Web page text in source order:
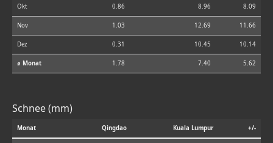
Okt 0.86 8.96 8.09
Nov 1.03 12.69 11.66
Dez 0.31 10.45 10.14
⌀ Monat 1.78 7.40 5.62
Schnee (mm)
Monat Qingdao Kuala Lumpur +/-